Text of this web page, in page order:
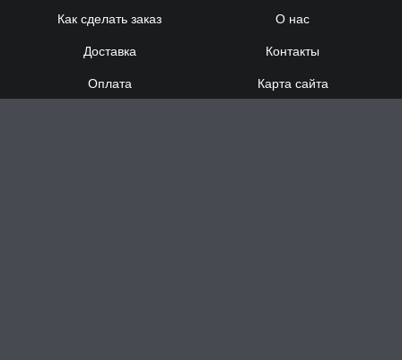
Как сделать заказ
Доставка
Оплата
О нас
Контакты
Карта сайта